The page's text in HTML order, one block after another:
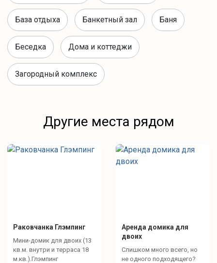
База отдыха Банкетный зал Баня
Беседка Дома и коттеджи
Загородный комплекс
Другие места рядом
Раковчанка Глэмпинг
Мини-домик для двоих (13
кв.м. внутри и терраса 18
м.кв.).Глэмпинг
Аренда домика для
двоих
Слишком много всего, но
не одного подходящего?